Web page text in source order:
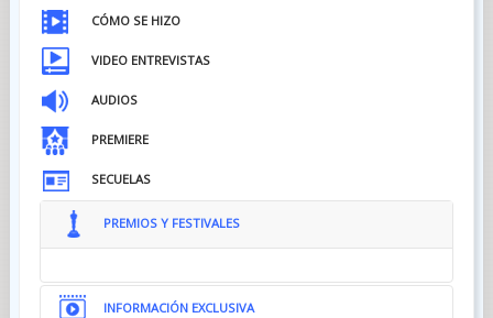
CÓMO SE HIZO
VIDEO ENTREVISTAS
AUDIOS
PREMIERE
SECUELAS
PREMIOS Y FESTIVALES
INFORMACIÓN EXCLUSIVA